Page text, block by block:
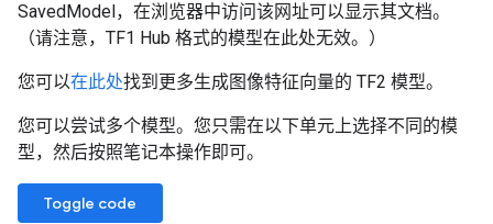
SavedModel，在浏览器中访问该网址可以显示其文档。
（请注意，TF1 Hub 格式的模型在此处无效。）
您可以在此处找到更多生成图像特征向量的 TF2 模型。
您可以尝试多个模型。您只需在以下单元上选择不同的模
型，然后按照笔记本操作即可。
Toggle code